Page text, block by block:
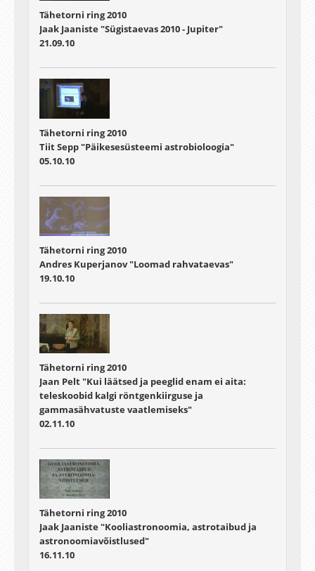
Tähetorni ring 2010
Jaak Jaaniste "Sügistaevas 2010 - Jupiter"
21.09.10
Tähetorni ring 2010
Tiit Sepp "Päikesesüsteemi astrobioloogia"
05.10.10
Tähetorni ring 2010
Andres Kuperjanov "Loomad rahvataevas"
19.10.10
Tähetorni ring 2010
Jaan Pelt "Kui läätsed ja peeglid enam ei aita:
teleskoobid kalgi röntgenkiirguse ja
gammasähvatuste vaatlemiseks"
02.11.10
Tähetorni ring 2010
Jaak Jaaniste "Kooliastronoomia, astrotaibud ja
astronoomiavõistlused"
16.11.10